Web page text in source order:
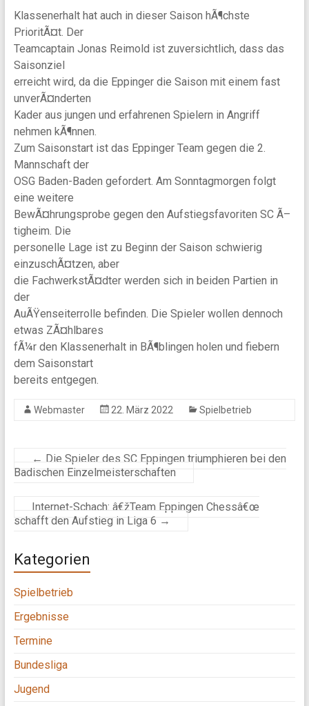
Klassenerhalt hat auch in dieser Saison hÃ¶chste
PrioritÃ¤t. Der
Teamcaptain Jonas Reimold ist zuversichtlich, dass das
Saisonziel
erreicht wird, da die Eppinger die Saison mit einem fast
unverÃ¤nderten
Kader aus jungen und erfahrenen Spielern in Angriff
nehmen kÃ¶nnen.
Zum Saisonstart ist das Eppinger Team gegen die 2.
Mannschaft der
OSG Baden-Baden gefordert. Am Sonntagmorgen folgt
eine weitere
BewÃ¤hrungsprobe gegen den Aufstiegsfavoriten SC Ã–
tigheim. Die
personelle Lage ist zu Beginn der Saison schwierig
einzuschÃ¤tzen, aber
die FachwerkstÃ¤dter werden sich in beiden Partien in
der
AuÃŸenseiterrolle befinden. Die Spieler wollen dennoch
etwas ZÃ¤hlbares
fÃ¼r den Klassenerhalt in BÃ¶blingen holen und fiebern
dem Saisonstart
bereits entgegen.
Webmaster 22. März 2022 Spielbetrieb
← Die Spieler des SC Eppingen triumphieren bei den
Badischen Einzelmeisterschaften
Internet-Schach: â€žTeam Eppingen Chessâ€œ
schafft den Aufstieg in Liga 6 →
Kategorien
Spielbetrieb
Ergebnisse
Termine
Bundesliga
Jugend